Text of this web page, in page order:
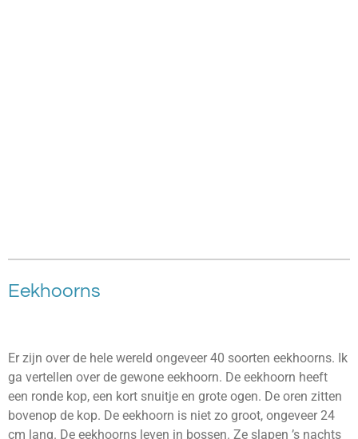
Eekhoorns
Er zijn over de hele wereld ongeveer 40 soorten eekhoorns. Ik
ga vertellen over de gewone eekhoorn. De eekhoorn heeft
een ronde kop, een kort snuitje en grote ogen. De oren zitten
bovenop de kop. De eekhoorn is niet zo groot, ongeveer 24
cm lang. De eekhoorns leven in bossen. Ze slapen ’s nachts